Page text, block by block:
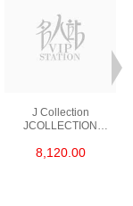
J Collection
JCOLLECTION
W/DIAMOND 7
8,120.00